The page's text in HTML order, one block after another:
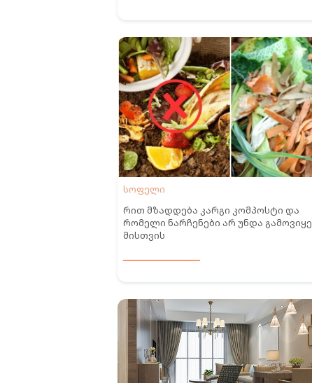
სოფელი
რით მზადდება კარგი კომპოსტი და
რომელი ნარჩენები არ უნდა
მისთვის